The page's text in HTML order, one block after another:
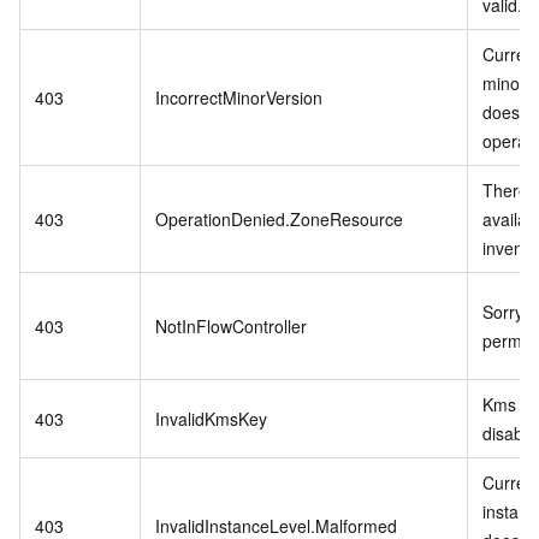
valid.
403 IncorrectMinorVersion
minor
does
403 OperationDenied.ZoneResource
There
403 NotInFlowController
403 InvalidKmsKey
Kms
403 InvalidInstanceLevel.Malformed